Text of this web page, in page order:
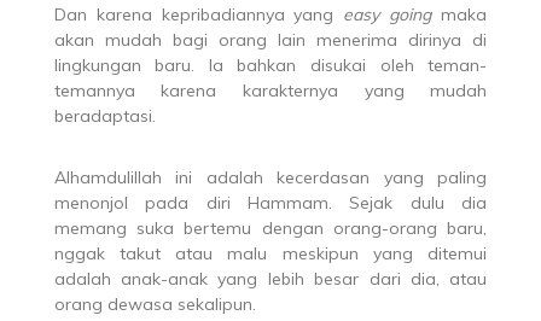
Dan karena kepribadiannya yang easy goingmaka
akan mudah bagi orang lain menerima dirinya di
lingkungan baru. Ia bahkan disukai oleh teman-
temannya karena karakternya yang mudah
beradaptasi.
Alhamdulillah ini adalah kecerdasan yang paling
menonjol pada diri Hammam. Sejak dulu dia
memang suka bertemu dengan orang-orang baru,
nggak takut atau malu meskipun yang ditemui
adalah anak-anak yang lebih besar dari dia, atau
orang dewasa sekalipun.